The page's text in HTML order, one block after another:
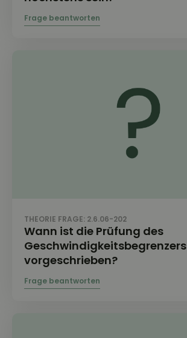
THEORIE FRAGE: 2.6.06-202
Wann ist die Prüfung des
Geschwindigkeitsbegrenzers
vorgeschrieben?